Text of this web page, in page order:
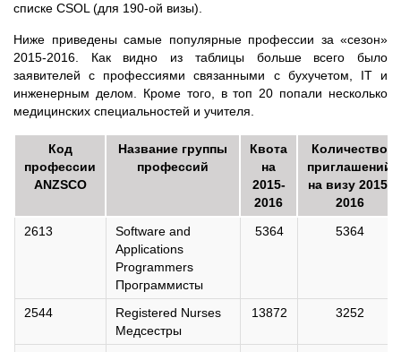
списке CSOL (для 190-ой визы).
Ниже приведены самые популярные профессии за «сезон»
2015-2016. Как видно из таблицы больше всего было
заявителей с профессиями связанными с бухучетом, IT и
инженерным делом. Кроме того, в топ 20 попали несколько
медицинских специальностей и учителя.
Код
профессии
ANZSCO
Название группы
профессий
Квота
на
2015-
2016
Количество
приглашений
на визу 2015-
2016
2613
Software and
Applications
Programmers
Программисты
5364 5364
2544
Registered Nurses
Медсестры
13872 3252